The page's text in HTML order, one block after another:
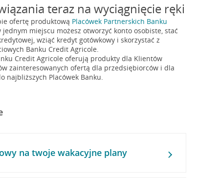
teraz na wyciągnięcie ręki
ofertę produktową Placówek Partnerskich Banku
jednym miejscu możesz otworzyć konto osobiste, stać
wziąć kredyt gotówkowy i skorzystać z
Banku Credit Agricole.
Credit Agricole oferują produkty dla Klientów
zainteresowanych ofertą dla przedsiębiorców i dla
najbliższych Placówek Banku.
na twoje wakacyjne plany